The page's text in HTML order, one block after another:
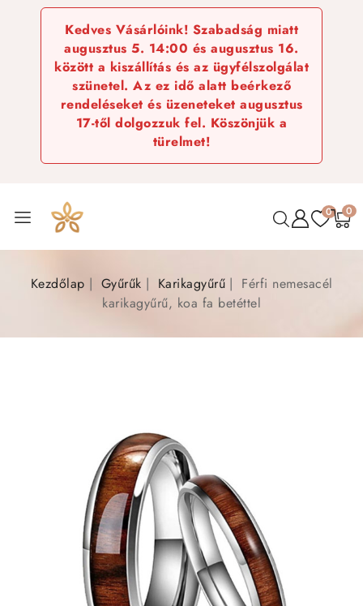
Kedves Vásárlóink! Szabadság miatt
augusztus 5. 14:00 és augusztus 16.
között a kiszállítás és az ügyfélszolgálat
szünetel. Az ez idő alatt beérkező
rendeléseket és üzeneteket augusztus
17-től dolgozzuk fel. Köszönjük a
türelmet!
0 0
Kezdőlap Gyűrűk Karikagyűrű
Férfi nemesacél
karikagyűrű, koa fa betéttel